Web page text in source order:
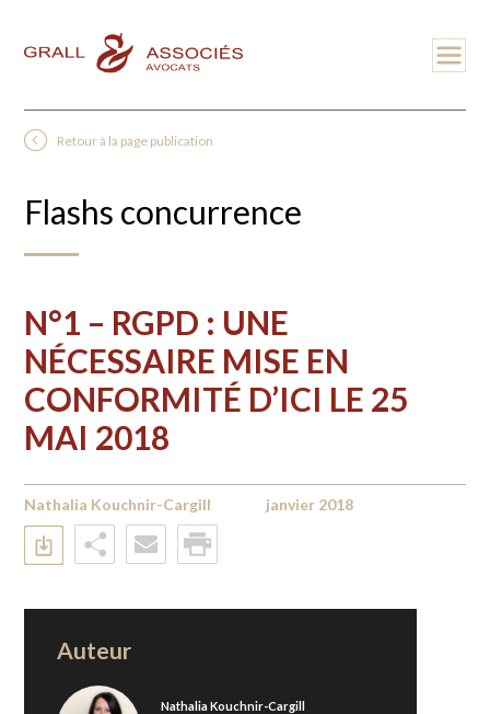
Retour à la page publication
Flashs concurrence
N°1 – RGPD : UNE
NÉCESSAIRE MISE EN
CONFORMITÉ D’ICI LE 25
MAI 2018
Nathalia Kouchnir-Cargill janvier 2018
Auteur
Nathalia Kouchnir-Cargill